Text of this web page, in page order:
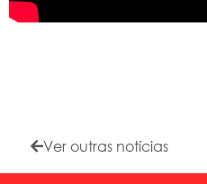
Ver outras notícias